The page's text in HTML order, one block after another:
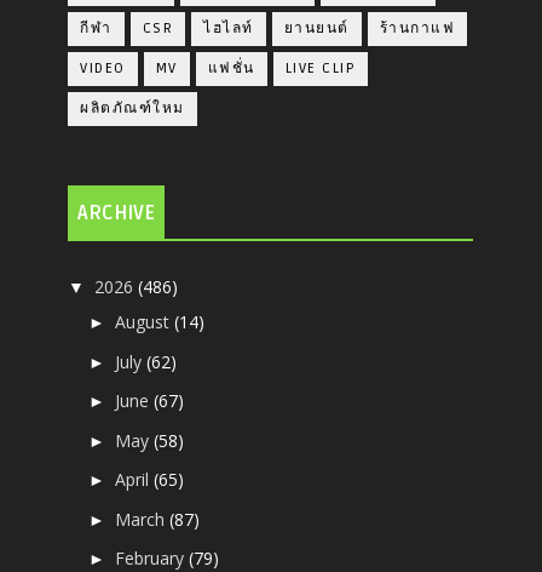
กีฬา CSR ไฮไลท์ ยานยนต์ ร้านกาแฟ
VIDEO MV แฟชั่น LIVE CLIP
ผลิตภัณฑ์ใหม
ARCHIVE
▼ 2026(486)
►August(14)
► July(62)
► June(67)
► May(58)
►April(65)
► March(87)
► February(79)